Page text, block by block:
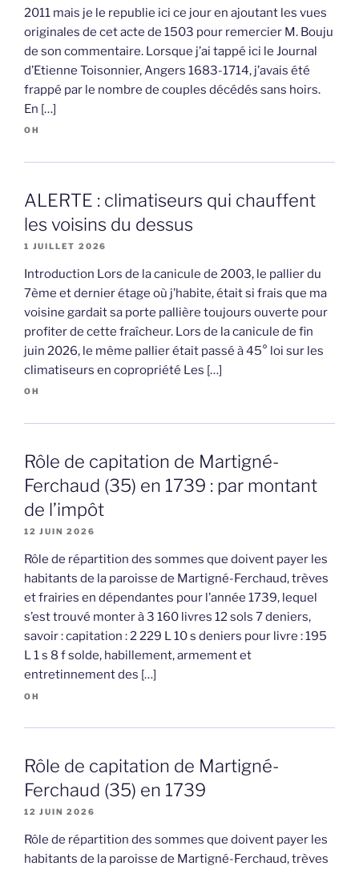
2011 mais je le republie ici ce jour en ajoutant les vues
originales de cet acte de 1503 pour remercier M. Bouju
de son commentaire. Lorsque j’ai tappé ici le Journal
d’Etienne Toisonnier, Angers 1683-1714, j’avais été
frappé par le nombre de couples décédés sans hoirs.
En […]
OH
ALERTE : climatiseurs qui chauffent
les voisins du dessus
1 JUILLET 2026
Introduction Lors de la canicule de 2003, le pallier du
7ème et dernier étage où j’habite, était si frais que ma
voisine gardait sa porte pallière toujours ouverte pour
profiter de cette fraîcheur. Lors de la canicule de fin
juin 2026, le même pallier était passé à 45° loi sur les
climatiseurs en copropriété Les […]
OH
Rôle de capitation de Martigné-
Ferchaud (35) en 1739 : par montant
de l’impôt
12 JUIN 2026
Rôle de répartition des sommes que doivent payer les
habitants de la paroisse de Martigné-Ferchaud, trèves
et frairies en dépendantes pour l’année 1739, lequel
s’est trouvé monter à 3 160 livres 12 sols 7 deniers,
savoir : capitation : 2 229 L 10 s deniers pour livre : 195
L 1 s 8 f solde, habillement, armement et
entretinnement des […]
OH
Rôle de capitation de Martigné-
Ferchaud (35) en 1739
12 JUIN 2026
Rôle de répartition des sommes que doivent payer les
habitants de la paroisse de Martigné-Ferchaud, trèves